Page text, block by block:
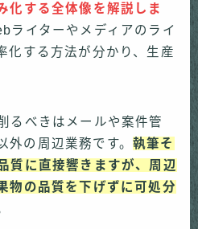
化する全体像を解説しま
ライターやメディアのライ
化する方法が分かり、生産
るべきはメールや案件管
外の周辺業務です。執筆そ
質に直接響きますが、周辺
物の品質を下げずに可処分